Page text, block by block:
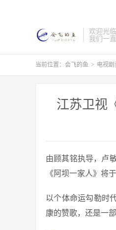
欢迎光临
我们一
当前位置： 会飞的鱼 > 电视剧
江苏卫视
由顾其铭执导，卢
《阿坝一家人》将
以个体命运勾勒时
康的赞歌，还是一